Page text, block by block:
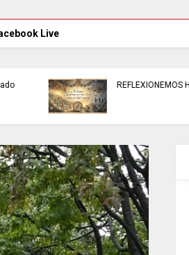
Live
EN SISGA - CUNDINAMARCA,
actividades de inspección,
vigilancia y control.